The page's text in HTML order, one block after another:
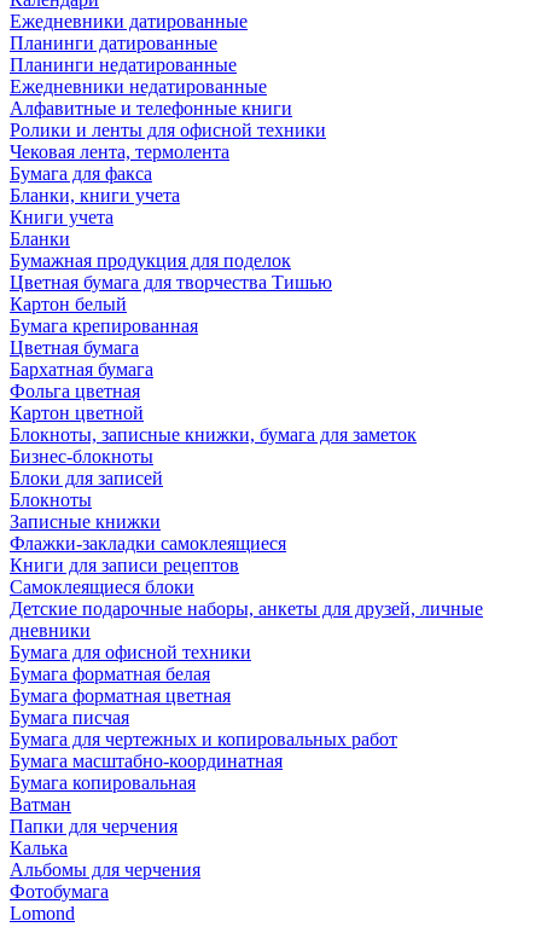
Ежедневники датированные
Планинги датированные
Планинги недатированные
Ежедневники недатированные
Алфавитные и телефонные книги
Ролики и ленты для офисной техники
Чековая лента, термолента
Бумага для факса
Бланки, книги учета
Книги учета
Бланки
Бумажная продукция для поделок
Цветная бумага для творчества Тишью
Картон белый
Бумага крепированная
Цветная бумага
Бархатная бумага
Фольга цветная
Картон цветной
Блокноты, записные книжки, бумага для заметок
Бизнес-блокноты
Блоки для записей
Блокноты
Записные книжки
Флажки-закладки самоклеящиеся
Книги для записи рецептов
Самоклеящиеся блоки
Детские подарочные наборы, анкеты для друзей, личные
дневники
Бумага для офисной техники
Бумага форматная белая
Бумага форматная цветная
Бумага писчая
Бумага для чертежных и копировальных работ
Бумага масштабно-координатная
Бумага копировальная
Ватман
Папки для черчения
Калька
Альбомы для черчения
Фотобумага
Lomond